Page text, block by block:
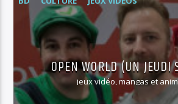
EN CE MOMENT
KRIS DANE
CHERRY OPEN WORLD (UN JEUDI
jeux vidéo, mangas et